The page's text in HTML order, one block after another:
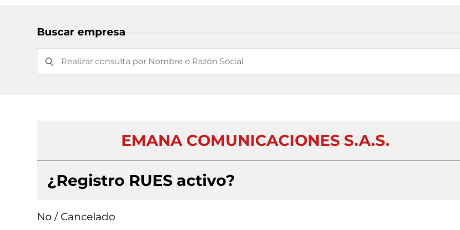
Buscar empresa
EMANA COMUNICACIONES S.A.S.
¿Registro RUES activo?
No / Cancelado